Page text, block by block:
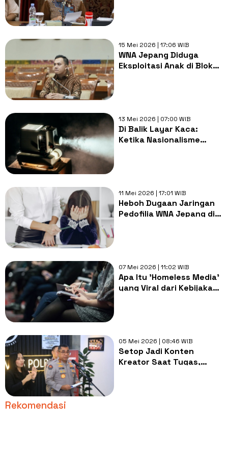
15 Mei 2026 | 17:06 WIB
WNA Jepang Diduga
Eksploitasi Anak di Blok
13 Mei 2026 | 07:00 WIB
Di Balik Layar Kaca:
Ketika Nasionalisme
11 Mei 2026 | 17:01 WIB
Heboh Dugaan Jaringan
Pedofilia WNA Jepang di
07 Mei 2026 | 11:02 WIB
Apa Itu 'Homeless Media'
yang Viral dari Kebijakan
05 Mei 2026 | 08:46 WIB
Setop Jadi Konten
Kreator Saat Tugas,
Rekomendasi